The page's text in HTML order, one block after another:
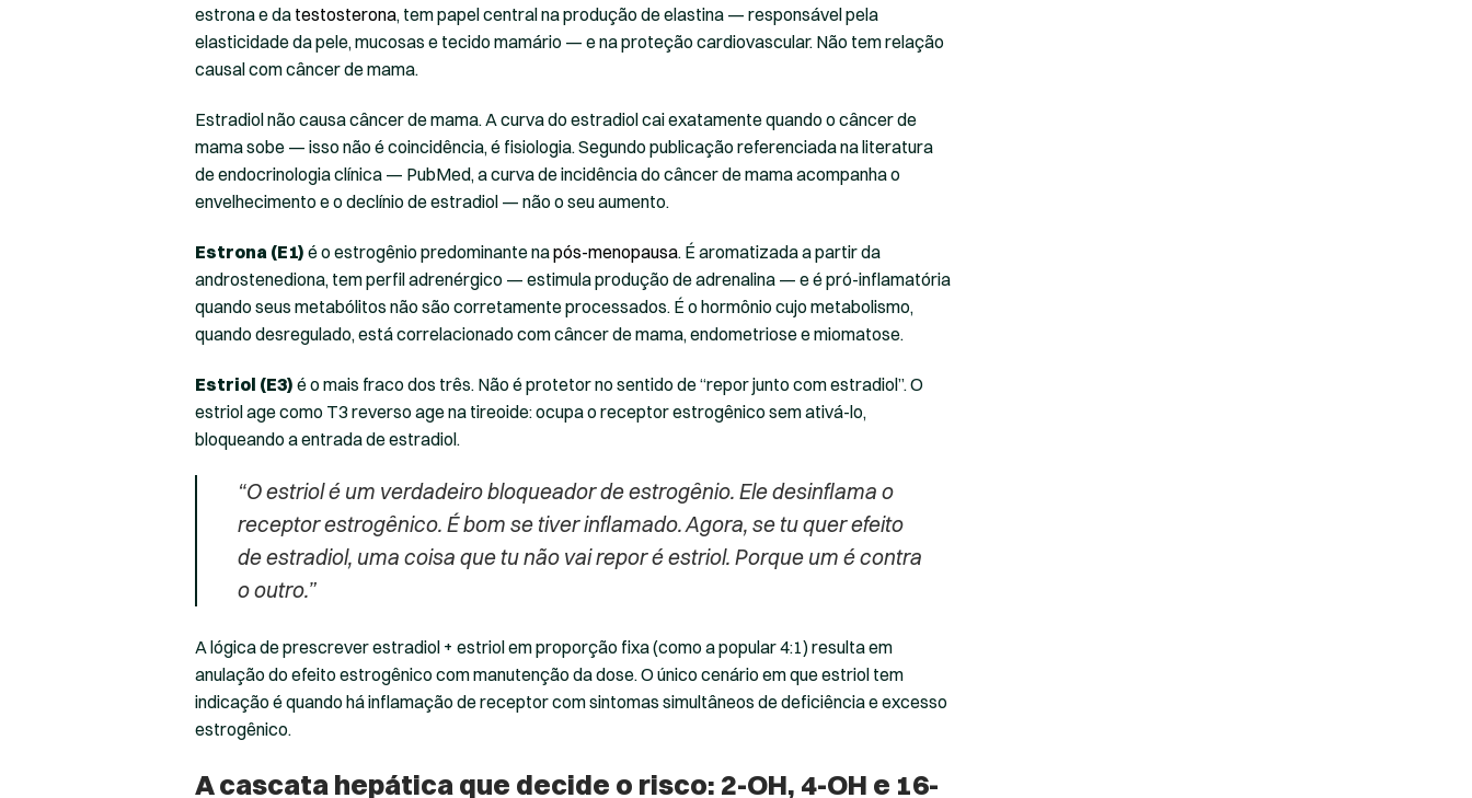
estrona e da testosterona, tem papel central na produção de elastina — responsável pela
elasticidade da pele, mucosas e tecido mamário — e na proteção cardiovascular. Não tem relação
causal com câncer de mama.
Estradiol não causa câncer de mama. A curva do estradiol cai exatamente quando o câncer de
mama sobe — isso não é coincidência, é fisiologia. Segundo publicação referenciada na literatura
de endocrinologia clínica — PubMed, a curva de incidência do câncer de mama acompanha o
envelhecimento e o declínio de estradiol — não o seu aumento.
Estrona (E1) é o estrogênio predominante napós-menopausa. É aromatizada a partir da
androstenediona, tem perfil adrenérgico — estimula produção de adrenalina — e é pró-inflamatória
quando seus metabólitos não são corretamente processados. É o hormônio cujo metabolismo,
quando desregulado, está correlacionado com câncer de mama, endometriose e miomatose.
Estriol (E3) é o mais fraco dos três. Não é protetor no sentido de “repor junto com estradiol”. O
estriol age como T3 reverso age na tireoide: ocupa o receptor estrogênico sem ativá-lo,
bloqueando a entrada de estradiol.
“O estriol é um verdadeiro bloqueador de estrogênio. Ele desinflama o
receptor estrogênico. É bom se tiver inflamado. Agora, se tu quer efeito
de estradiol, uma coisa que tu não vai repor é estriol. Porque um é contra
o outro.”
A lógica de prescrever estradiol + estriol em proporção fixa (como a popular 4:1) resulta em
anulação do efeito estrogênico com manutenção da dose. O único cenário em que estriol tem
indicação é quando há inflamação de receptor com sintomas simultâneos de deficiência e excesso
estrogênico.
A cascata hepática que decide o risco: 2-OH, 4-OH e 16-